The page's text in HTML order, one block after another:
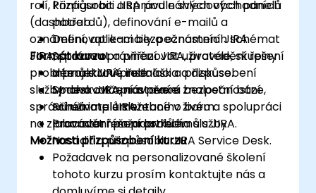
rolí, konfiguraci a správu náhledových panelů
(dashboardů), definování e-mailů a
oznámení, aplikaci bezpečnostních schémat
JIRA, správu oprávnění JIRA, provádění řešení
problémů s JIRA, instalaci a přizpůsobení
služby desk JIRA, nastavení znalostní báze,
správu uživatelů služebního baru a spolupráci
na zpracování požadavků na služby.
Přizpůsobit JIRA podle svých obchodních
potřeb.
Definovat e-maily a oznámení JIRA.
Spravovat a přiřazovat uživatele, skupiny
a projektové role.
Spravovat oprávnění a bezpečnostní
schémata JIRA.
Provádět řešení problémů s JIRA.
Nasadit a přizpůsobit JIRA Service Desk.
Formát kurzu
Interaktivní přednáška a diskuse.
Mnoho cvičení a praxe.
Přímá implementace v živém
laboratorním prostředí.
Možnosti přizpůsobení kurzu
Požadavek na personalizované školení
tohoto kurzu prosím kontaktujte nás a